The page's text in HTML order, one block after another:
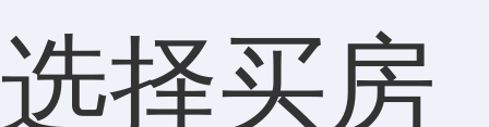
选择买房